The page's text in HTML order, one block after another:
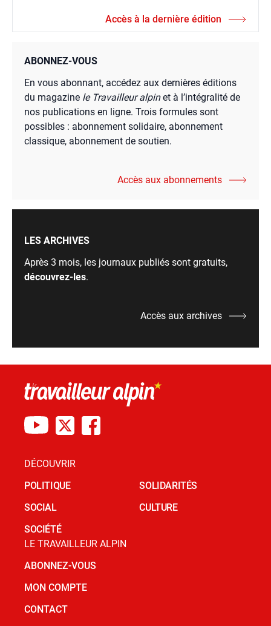
Accès à la dernière édition
ABONNEZ-VOUS
En vous abonnant, accédez aux dernières éditions
du magazine le Travailleur alpinet à l’intégralité de
nos publications en ligne. Trois formules sont
possibles : abonnement solidaire, abonnement
classique, abonnement de soutien.
Accès aux abonnements
LES ARCHIVES
Après 3 mois, les journaux publiés sont gratuits,
découvrez-les.
Accès aux archives
DÉCOUVRIR
POLITIQUE
SOCIAL
SOCIÉTÉ
SOLIDARITÉS
CULTURE
LE TRAVAILLEUR ALPIN
ABONNEZ-VOUS
MON COMPTE
CONTACT